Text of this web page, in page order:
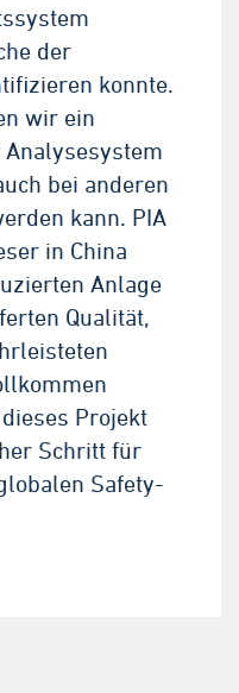
der
konnte.
wir ein
bei anderen
kann. PIA
in China
Anlage
Qualität,
Projekt
Schritt für
Safety-